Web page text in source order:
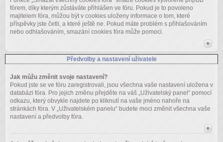
fórem, díky kterým zůstáváte přihlášen ve fóru. Pokud je to povoleno
majitelem fóra, můžou být v cookies uloženy informace o tom, které
příspěvky jste četli, a které ještě ne. Pokud máte problém s přihlašováním
nebo odhlašováním, smazání cookies fóra může pomoci.
Předvolby a nastavení uživatele
Jak můžu změnit svoje nastavení?
Pokud jste se ve fóru zaregistrovali, jsou všechna vaše nastavení uložena v
databázi fóra. Pro jejich změnu přejděte na váš „Uživatelský panel“ pomocí
odkazu, který obvykle najdete po kliknutí na vaše jméno nahoře na
stránkách fóra. V „Uživatelském panelu“ budete moci změnit všechna vaše
nastavení a předvolby fóra.